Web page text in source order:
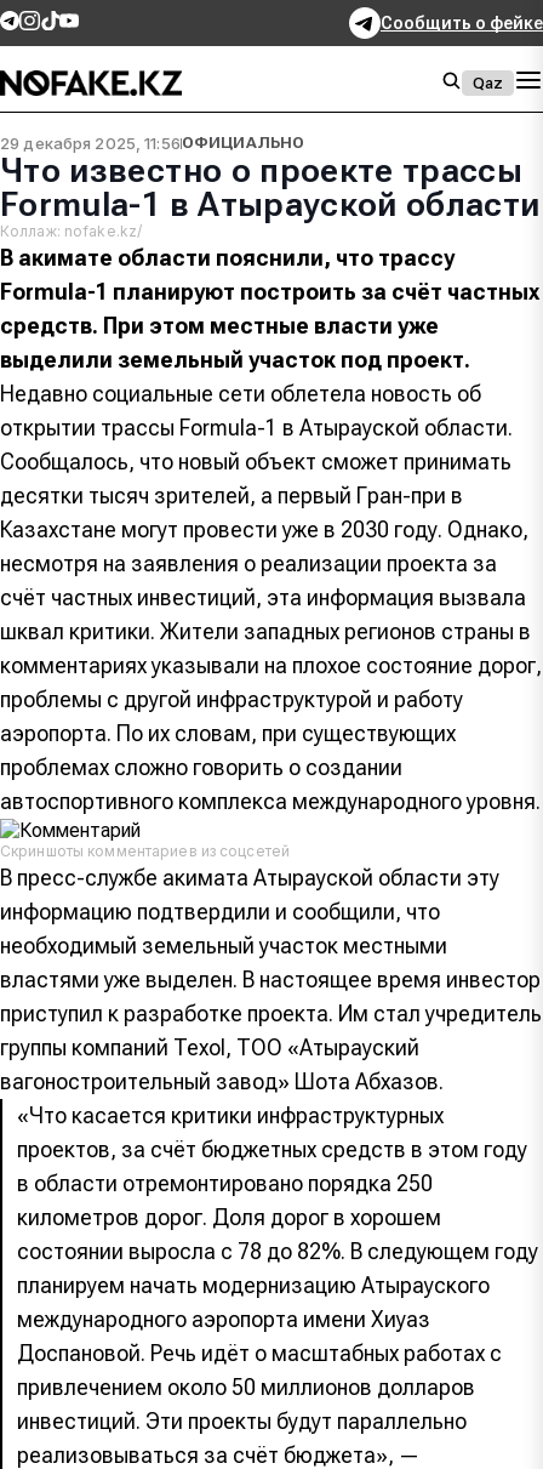
Сообщить о фейке
Qaz
29 декабря 2025, 11:56ОФИЦИАЛЬНО
Что известно о проекте трассы
Formula-1 в Атырауской области
Коллаж: nofake.kz/
В акимате области пояснили, что трассу
Formula-1 планируют построить за счёт частных
средств. При этом местные власти уже
выделили земельный участок под проект.
Недавно социальные сети облетела новость об
открытии трассы Formula-1 в Атырауской области.
Сообщалось, что новый объект сможет принимать
десятки тысяч зрителей, а первый Гран-при в
Казахстане могут провести уже в 2030 году. Однако,
несмотря на заявления о реализации проекта за
счёт частных инвестиций, эта информация вызвала
шквал критики. Жители западных регионов страны в
комментариях указывали на плохое состояние дорог,
проблемы с другой инфраструктурой и работу
аэропорта. По их словам, при существующих
проблемах сложно говорить о создании
автоспортивного комплекса международного уровня.
Скриншоты комментариев из соцсетей
В пресс-службе акимата Атырауской области эту
информацию подтвердили и сообщили, что
необходимый земельный участок местными
властями уже выделен. В настоящее время инвестор
приступил к разработке проекта. Им стал учредитель
группы компаний Texol, ТОО «Атырауский
вагоностроительный завод» Шота Абхазов.
«Что касается критики инфраструктурных
проектов, за счёт бюджетных средств в этом году
в области отремонтировано порядка 250
километров дорог. Доля дорог в хорошем
состоянии выросла с 78 до 82%. В следующем году
планируем начать модернизацию Атырауского
международного аэропорта имени Хиуаз
Доспановой. Речь идёт о масштабных работах с
привлечением около 50 миллионов долларов
инвестиций. Эти проекты будут параллельно
реализовываться за счёт бюджета», —